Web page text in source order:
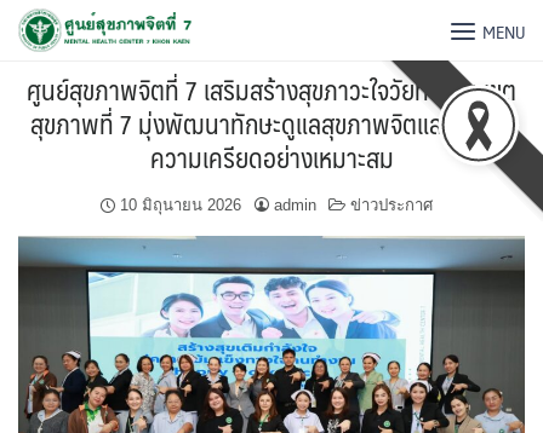
MENU
ศูนย์สุขภาพจิตที่ 7 เสริมสร้างสุขภาวะใจวัยทำงาน เขต
สุขภาพที่ 7 มุ่งพัฒนาทักษะดูแลสุขภาพจิตและจัดการ
ความเครียดอย่างเหมาะสม
10 มิถุนายน 2026 admin ข่าวประกาศ